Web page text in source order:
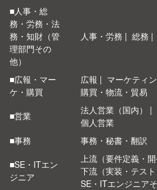
■人事・総
務・労務・法
務・知財（管
理部門その
他）
人事・労務 総務
■広報・マー
ケ・購買
広報
マーケティ
購買・物流・貿易
■営業
法人営業（国内）
個人営業
■事務
事務・秘書・翻訳
■SE・ITエン
ジニア
上流（要件定義・開
下流（実装・テスト
SE・ITエンジニア